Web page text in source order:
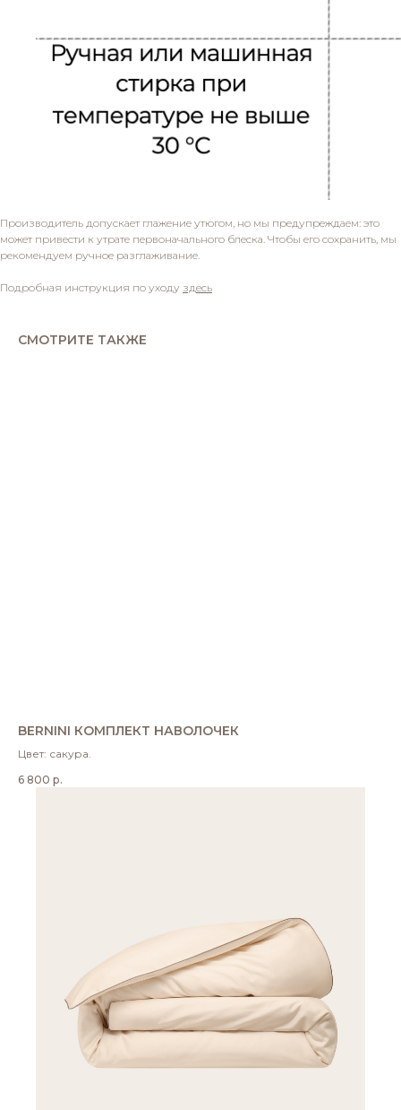
Производитель допускает глажение утюгом, но мы предупреждаем: это
может привести к утрате первоначального блеска. Чтобы его сохранить, мы
рекомендуем ручное разглаживание.
Подробная инструкция по уходу здесь
СМОТРИТЕ ТАКЖЕ
BERNINI КОМПЛЕКТ НАВОЛОЧЕК
Цвет: сакура.
6 800 р.